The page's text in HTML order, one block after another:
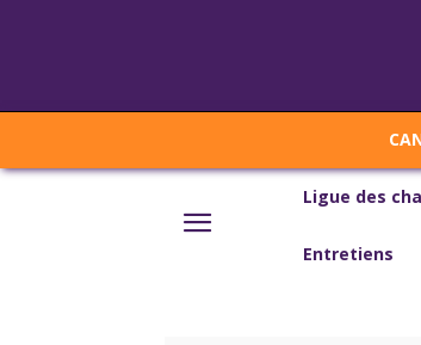
Ligue des
Entretiens